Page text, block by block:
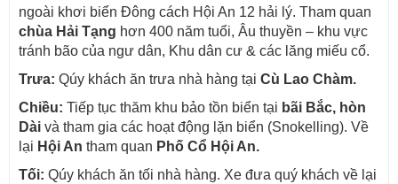
ngoài khơi biển Đông cách Hội An 12 hải lý. Tham quan
chùa Hải Tạng hơn 400 năm tuổi, Âu thuyền – khu vực
tránh bão của ngư dân, Khu dân cư & các lăng miếu cổ.
Trưa: Qúy khách ăn trưa nhà hàng tại Cù Lao Chàm.
Chiều: Tiếp tục thăm khu bảo tồn biển tại bãi Bắc, hòn
Dài và tham gia các hoạt động lặn biển (Snokelling). Về
lại Hội An tham quan Phố Cổ Hội An.
Tối: Qúy khách ăn tối nhà hàng. Xe đưa quý khách về lại